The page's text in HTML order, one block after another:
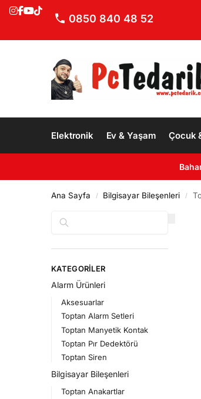
0850 840 48 52
Elektronik Ev & Yaşam Çocuk
Ana Sayfa / Bilgisayar Bileşenleri /
KATEGORILER
Alarm Ürünleri
Aksesuarlar
Toptan Alarm Setleri
Toptan Manyetik Kontak
Toptan Pır Dedektörü
Toptan Siren
Bilgisayar Bileşenleri
Toptan Anakartlar